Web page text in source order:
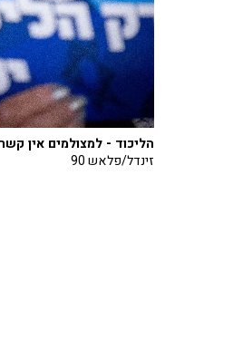
הליכוד - למצולמים אין
זינדל/פלאש 90